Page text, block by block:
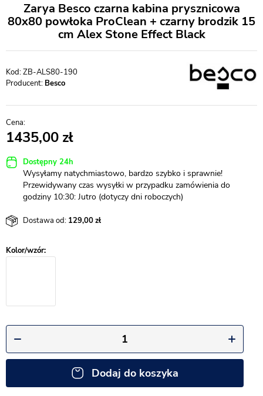
Zarya Besco czarna kabina prysznicowa
80x80 powłoka ProClean + czarny brodzik 15
cm Alex Stone Effect Black
ZB-ALS80-190
Producent: Besco
1435,00
Dostępny 24h
Wysyłamy natychmiastowo, bardzo szybko i sprawnie!
Przewidywany czas wysyłki w przypadku zamówienia do
godziny 10:30: Jutro (dotyczy dni roboczych)
Dostawa od: 129,00
Dodaj do koszyka